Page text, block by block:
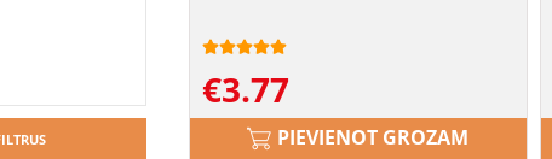
€3.77
PIEVIENOT GROZAM